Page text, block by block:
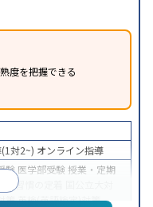
度を把握できる
対2~) オンライン指導
験 医学部受験 授業・定期
学習習慣の定着
策英検(英語検定)対策